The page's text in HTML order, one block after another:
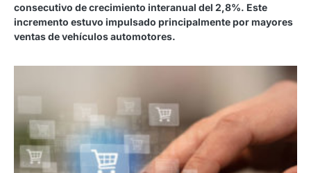
consecutivo de crecimiento interanual del 2,8%. Este
incremento estuvo impulsado principalmente por mayores
ventas de vehículos automotores.